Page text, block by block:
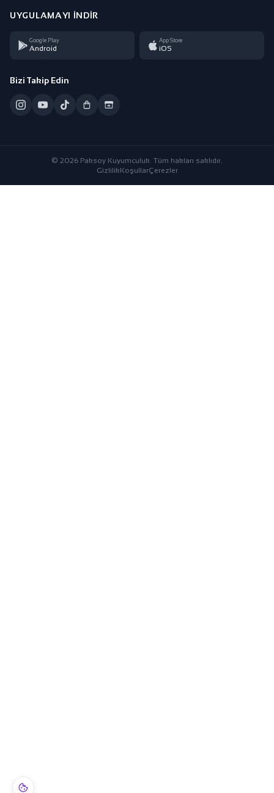
UYGULAMAYI İNDIR
Google Play
Android
App Store
iOS
Bizi Takip Edin
© 2026 Paksoy Kuyumculuk. Tüm hakları saklıdır.
GizlilikKoşullarÇerezler